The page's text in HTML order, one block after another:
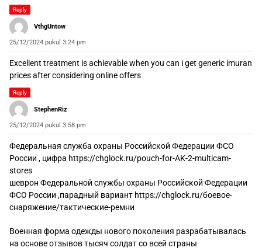
Reply
VthgUntow
25/12/2024 pukul 3:24 pm
Excellent treatment is achievable when you can i get generic imuran
pricesafter considering online offers
Reply
StephenRiz
25/12/2024 pukul 3:58 pm
Федеральная служба охраны Российской Федерации ФСО
России , цифра https://chglock.ru/pouch-for-AK-2-multicam-
stores
шеврон Федеральной службы охраны Российской Федерации
ФСО России ,парадный вариант https://chglock.ru/боевое-
снаряжение/тактические-ремни
Военная форма одежды нового поколения разрабатывалась
на основе отзывов тысяч солдат со всей страны